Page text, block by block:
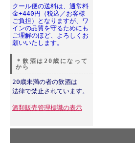
クール便の送料は、通常料
金+440円（税込／お客様
ご負担）となりますが、ワ
インの品質を守るためにも
ご理解のほど、よろしくお
願いいたします。
＊飲酒は20歳になって
から
20歳未満の者の飲酒は
法律で禁止されています。
酒類販売管理標識の表示